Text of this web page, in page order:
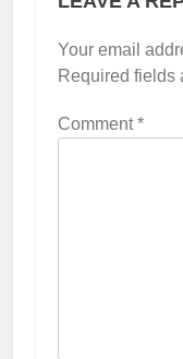
Your email
Required fields
Comment*